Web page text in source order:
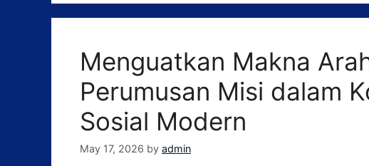
Menguatkan Makna
Perumusan Misi dalam
Sosial Modern
May 17, 2026 by admin